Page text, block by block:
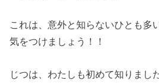
これは、意外と知らないひとも多
気をつけましょう！！
じつは、わたしも初めて知りまし